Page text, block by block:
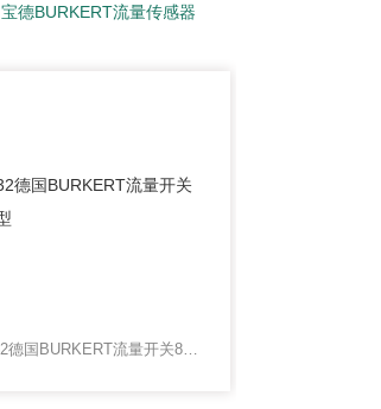
宝德BURKERT流量传感器
8032德国BURKERT流量开关8032型